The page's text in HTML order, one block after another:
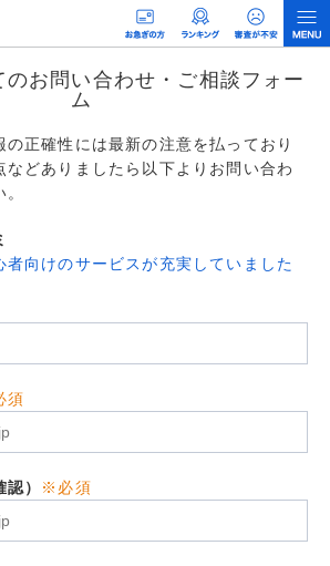
のお問い合わせ・ご相談フォー
ム
正確性には最新の注意を払っており
などありましたら以下よりお問い合わ
者向けのサービスが充実していました
須
） ※必須